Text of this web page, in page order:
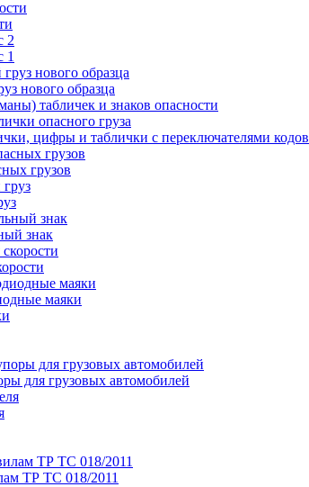
2
1
нового образца
табличек и знаков опасности
опасного груза
цифры и таблички с переключателями кодов
грузов
знак
маяки
для грузовых автомобилей
ТР ТС 018/2011